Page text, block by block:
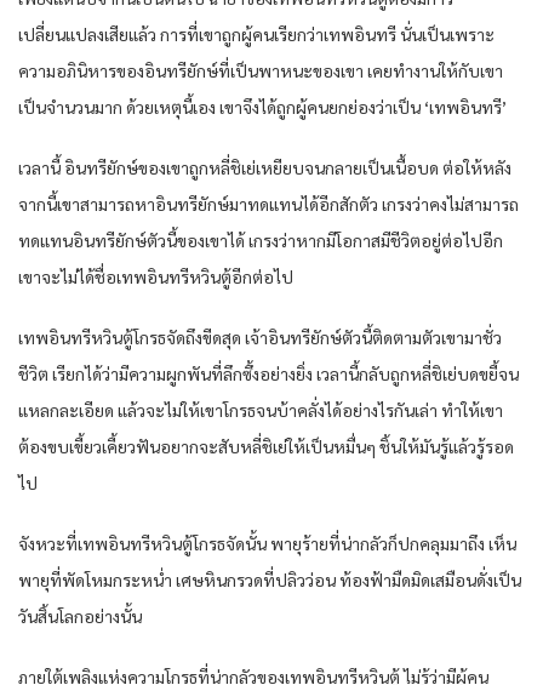
เปลี่ยนแปลงเสียแล้ว การที่เขาถูกผู้คนเรียกว่าเทพอินทรี นั่นเป็นเพราะ
ความอภินิหารของอินทรียักษ์ที่เป็นพาหนะของเขา เคยทำงานให้กับเขา
เป็นจำนวนมาก ด้วยเหตุนี้เอง เขาจึงได้ถูกผู้คนยกย่องว่าเป็น ‘เทพอินทรี’
เวลานี้ อินทรียักษ์ของเขาถูกหลี่ชิเย่เหยียบจนกลายเป็นเนื้อบด ต่อให้หลัง
จากนี้เขาสามารถหาอินทรียักษ์มาทดแทนได้อีกสักตัว เกรงว่าคงไม่สามารถ
ทดแทนอินทรียักษ์ตัวนี้ของเขาได้ เกรงว่าหากมีโอกาสมีชีวิตอยู่ต่อไปอีก
เขาจะไม่ได้ชื่อเทพอินทรีหวินตู้อีกต่อไป
เทพอินทรีหวินตู้โกรธจัดถึงขีดสุด เจ้าอินทรียักษ์ตัวนี้ติดตามตัวเขามาชั่ว
ชีวิต เรียกได้ว่ามีความผูกพันที่ลึกซึ้งอย่างยิ่ง เวลานี้กลับถูกหลี่ชิเย่บดขยี้จน
แหลกละเอียด แล้วจะไม่ให้เขาโกรธจนบ้าคลั่งได้อย่างไรกันเล่า ทำให้เขา
ต้องขบเขี้ยวเคี้ยวฟันอยากจะสับหลี่ชิเย่ให้เป็นหมื่นๆ ชิ้นให้มันรู้แล้วรู้รอด
ไป
จังหวะที่เทพอินทรีหวินตู้โกรธจัดนั้น พายุร้ายที่น่ากลัวก็ปกคลุมมาถึง เห็น
พายุที่พัดโหมกระหน่ำ เศษหินกรวดที่ปลิวว่อน ท้องฟ้ามืดมิดเสมือนดั่งเป็น
วันสิ้นโลกอย่างนั้น
ภายใต้เพลิงแห่งความโกรธที่น่ากลัวของเทพอินทรีหวินตู้ ไม่รู้ว่ามีผู้คน